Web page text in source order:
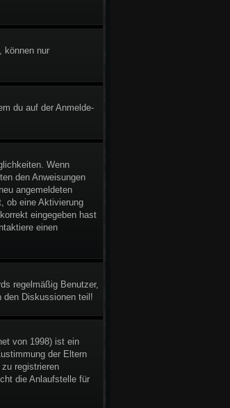
können nur
du auf der Anmelde-
Wenn
den Anweisungen
angemeldeten
ob eine Aktivierung
eingegeben hast
einen
regelmäßig Benutzer,
den Diskussionen teil!
von 1998) ist ein
der Eltern
registrieren
die Anlaufstelle für